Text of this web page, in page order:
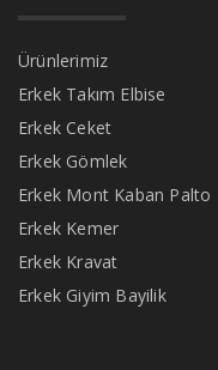
Ürünlerimiz
Erkek Takım Elbise
Erkek Ceket
Erkek Gömlek
Erkek Mont Kaban Palto
Erkek Kemer
Erkek Kravat
Erkek Giyim Bayilik